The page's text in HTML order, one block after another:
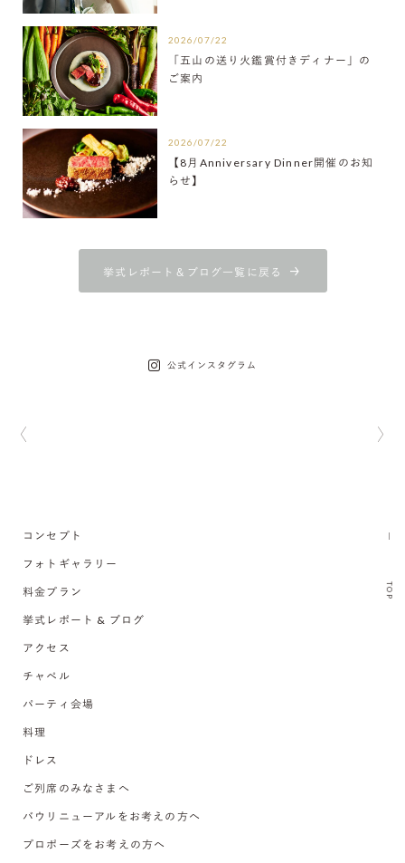
2026/07/22
「五山の送り火鑑賞付きディナー」の
ご案内
2026/07/22
【8月Anniversary Dinner開催のお知
らせ】
挙式レポート＆ブログ一覧に戻る
公式インスタグラム
TOP
コンセプト
フォトギャラリー
料金プラン
挙式レポート & ブログ
アクセス
チャペル
パーティ会場
料理
ドレス
ご列席のみなさまへ
バウリニューアルをお考えの方へ
プロポーズをお考えの方へ